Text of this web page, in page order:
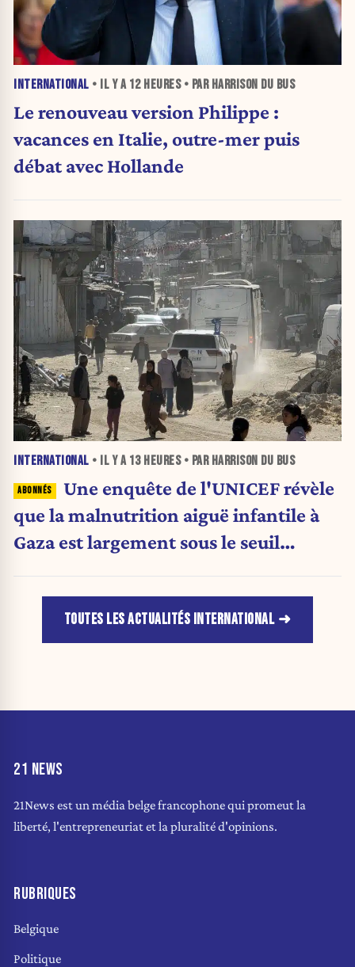
INTERNATIONAL • IL Y A 12 HEURES• PAR HARRISON DU BUS
Le renouveau version Philippe :
vacances en Italie, outre-mer puis
débat avec Hollande
INTERNATIONAL • IL Y A 13 HEURES• PAR HARRISON DU BUS
Une enquête de l'UNICEF révèle
que la malnutrition aiguë infantile à
Gaza est largement sous le seuil
TOUTES LES ACTUALITÉS INTERNATIONAL
21 NEWS
21News est un média belge francophone qui promeut la
liberté, l'entrepreneuriat et la pluralité d'opinions.
RUBRIQUES
Belgique
Politique